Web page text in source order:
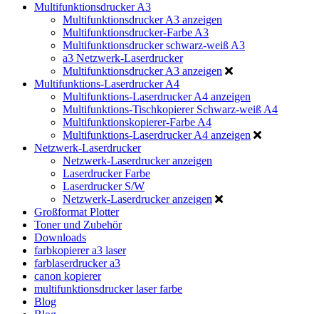
Multifunktionsdrucker A3
Multifunktionsdrucker A3 anzeigen
Multifunktionsdrucker-Farbe A3
Multifunktionsdrucker schwarz-weiß A3
a3 Netzwerk-Laserdrucker
Multifunktionsdrucker A3 anzeigen
Multifunktions-Laserdrucker A4
Multifunktions-Laserdrucker A4 anzeigen
Multifunktions-Tischkopierer Schwarz-weiß A4
Multifunktionskopierer-Farbe A4
Multifunktions-Laserdrucker A4 anzeigen
Netzwerk-Laserdrucker
Netzwerk-Laserdrucker anzeigen
Laserdrucker Farbe
Laserdrucker S/W
Netzwerk-Laserdrucker anzeigen
Großformat Plotter
Toner und Zubehör
Downloads
farbkopierer a3 laser
farblaserdrucker a3
canon kopierer
multifunktionsdrucker laser farbe
Blog